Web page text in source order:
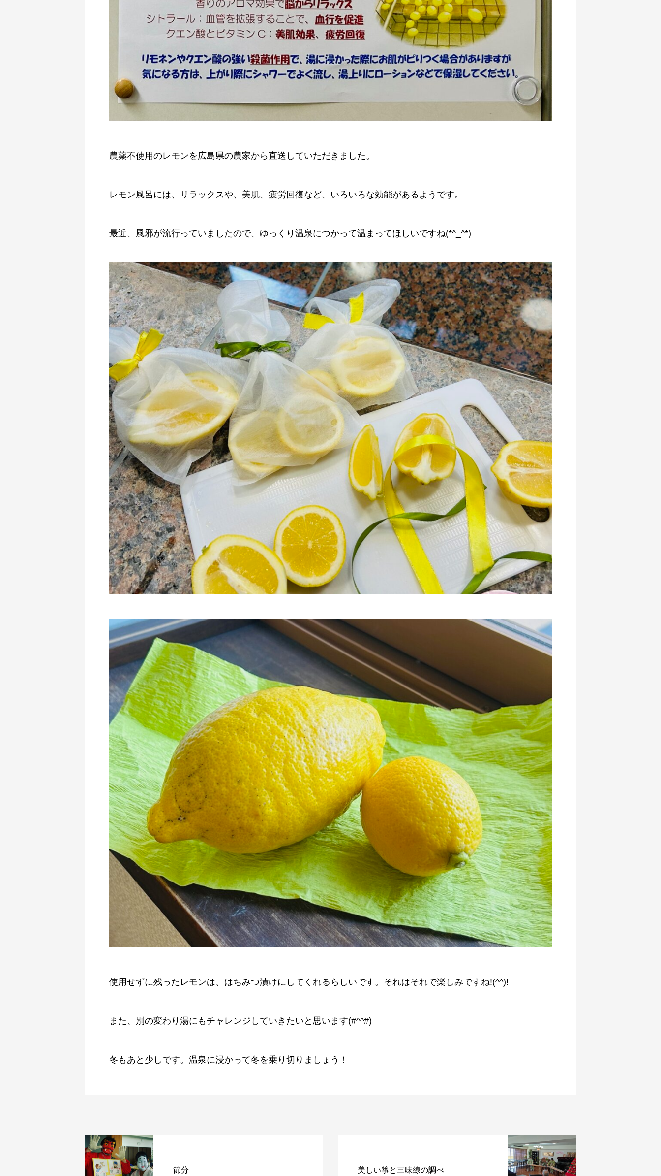
農薬不使用のレモンを広島県の農家から直送していただきました。
レモン風呂には、リラックスや、美肌、疲労回復など、いろいろな効能があるようです。
最近、風邪が流行っていましたので、ゆっくり温泉につかって温まってほしいですね(*^_^*)
使用せずに残ったレモンは、はちみつ漬けにしてくれるらしいです。それはそれで楽しみですね!(^^)!
また、別の変わり湯にもチャレンジしていきたいと思います(#^^#)
冬もあと少しです。温泉に浸かって冬を乗り切りましょう！
節分 美しい箏と三味線の調べ